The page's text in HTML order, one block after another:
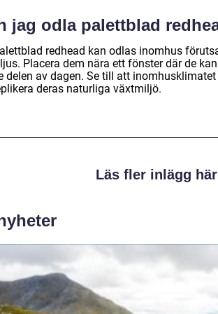
jag odla palettblad
redhead kan odlas inomhus
Placera dem nära ett fönster där de
delen av dagen. Se till att
deras naturliga växtmiljö.
Läs fler inlägg här